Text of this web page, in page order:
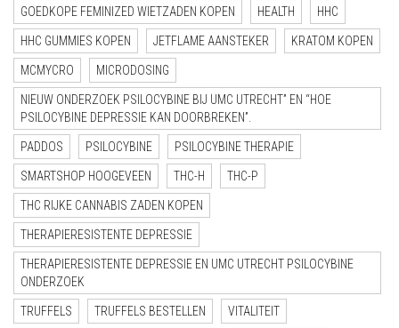
GOEDKOPE FEMINIZED WIETZADEN KOPEN HEALTH HHC
HHC GUMMIES KOPEN JETFLAME AANSTEKER KRATOM KOPEN
MCMYCRO MICRODOSING
NIEUW ONDERZOEK PSILOCYBINE BIJ UMC UTRECHT” EN “HOE
PSILOCYBINE DEPRESSIE KAN DOORBREKEN”.
PADDOS PSILOCYBINE PSILOCYBINE THERAPIE
SMARTSHOP HOOGEVEEN THC-H THC-P
THC RIJKE CANNABIS ZADEN KOPEN
THERAPIERESISTENTE DEPRESSIE
THERAPIERESISTENTE DEPRESSIE EN UMC UTRECHT PSILOCYBINE
ONDERZOEK
TRUFFELS TRUFFELS BESTELLEN VITALITEIT